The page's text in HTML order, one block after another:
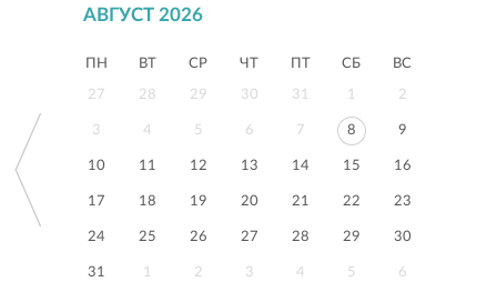
АВГУСТ 2026
ПН ВТ СР ЧТ ПТ СБ ВС
27 28 29 30 31 1 2
3 4 5 6 7 8 9
10 11 12 13 14 15 16
17 18 19 20 21 22 23
24 25 26 27 28 29 30
31 1 2 3 4 5 6